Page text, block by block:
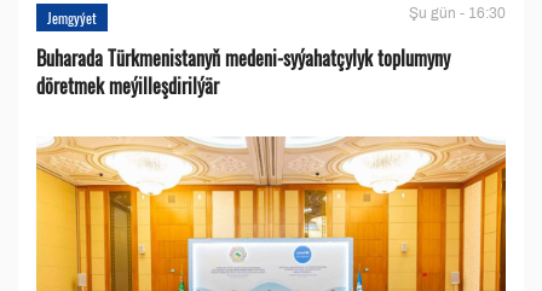
Jemgyýet Şu gün - 16:30
Buharada Türkmenistanyň medeni-syýahatçylyk toplumyny
döretmek meýilleşdirilýär